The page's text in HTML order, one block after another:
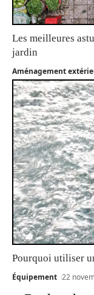
Les meilleures
jardin
Aménagement
Pourquoi utiliser
Équipement 22